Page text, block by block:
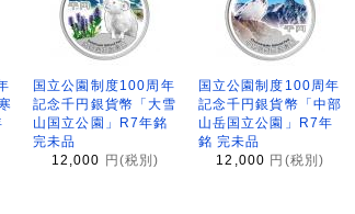
国立公園制度100周年
記念千円銀貨幣「大雪
山国立公園」R7年銘
完未品
12,000 円(税別)
国立公園制度100周年
記念千円銀貨幣「中部
山岳国立公園」R7年
銘 完未品
12,000 円(税別)